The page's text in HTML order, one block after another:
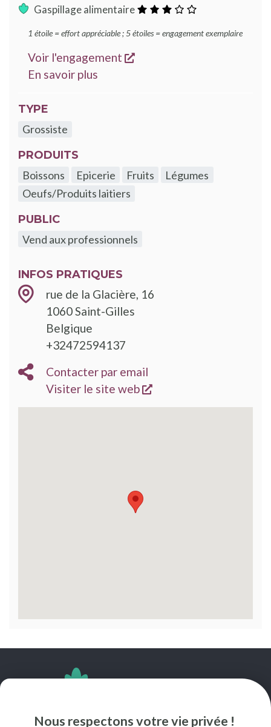
Nous respectons votre vie privée !
étoile
Gaspillage alimentaire
étoiles
1 étoile = effort appréciable ; 5 étoiles = engagement exemplaire
Voir l'engagement
s'ouvre dans une
En savoir plus
TYPE
Grossiste
PRODUITS
Boissons
Epicerie Fruits
Légumes
Oeufs/Produits laitiers
PUBLIC
Vend aux professionnels
INFOS PRATIQUES
rue de la Glacière, 16
1060Saint-Gilles
Belgique
+32472594137
Contacter par email
Visiter le site web
s'ouvre dans une